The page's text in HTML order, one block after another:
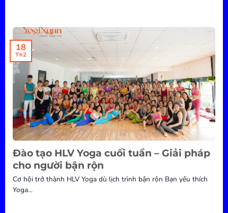
Đào tạo HLV Yoga cuối tuần – Giải pháp
cho người bận rộn
Cơ hội trở thành HLV Yoga dù lịch trình bận rộn Bạn yêu thích
Yoga...
18
Th2